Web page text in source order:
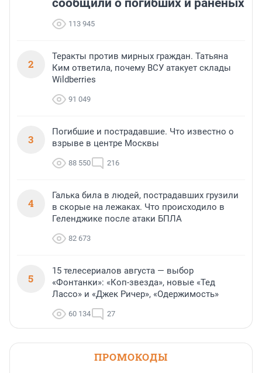
сообщили о погибших и раненых
113 945
2
Теракты против мирных граждан. Татьяна
Ким ответила, почему ВСУ атакует склады
Wildberries
91 049
3
Погибшие и пострадавшие. Что известно о
взрыве в центре Москвы
88 550 216
4
Галька била в людей, пострадавших грузили
в скорые на лежаках. Что происходило в
Геленджике после атаки БПЛА
82 673
5
15 телесериалов августа — выбор
«Фонтанки»: «Коп-звезда», новые «Тед
Лассо» и «Джек Ричер», «Одержимость»
60 134 27
ПРОМОКОДЫ